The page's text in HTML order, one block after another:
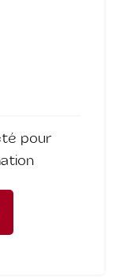
pour